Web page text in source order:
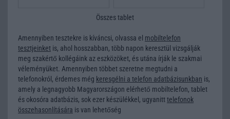
Összes tablet
Amennyiben tesztekre is kíváncsi, olvassa el mobiltelefon
tesztjeinket is, ahol hosszabban, több napon keresztül vizsgálják
meg szakértő kollégáink az eszközöket, és utána írják le szakmai
véleményüket. Amennyiben többet szeretne megtudni a
telefonokról, érdemes még keresgélni a telefon adatbázisunkban is,
amely a legnagyobb Magyarországon elérhető mobiltelefon, tablet
és okosóra adatbázis, sok ezer készülékkel, ugyanitttelefonok
összehasonlítására is van lehetőség